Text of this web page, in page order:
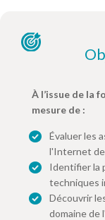
À l’issue de la
mesure de :
Évaluer les
l'Internet
Identifier la
techniques
Découvrir
domaine